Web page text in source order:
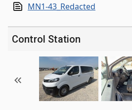
MN1-43_Redacted
Control Station